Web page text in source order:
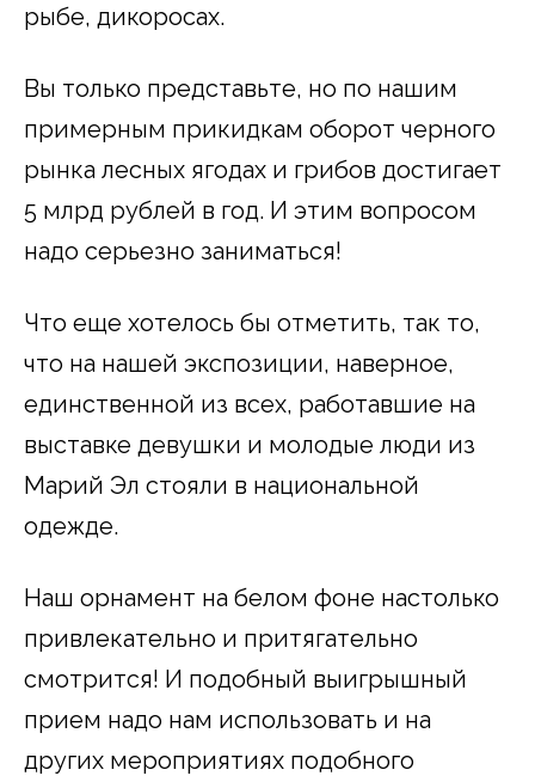
рыбе, дикоросах.
Вы только представьте, но по нашим
примерным прикидкам оборот черного
рынка лесных ягодах и грибов достигает
5 млрд рублей в год. И этим вопросом
надо серьезно заниматься!
Что еще хотелось бы отметить, так то,
что на нашей экспозиции, наверное,
единственной из всех, работавшие на
выставке девушки и молодые люди из
Марий Эл стояли в национальной
одежде.
Наш орнамент на белом фоне настолько
привлекательно и притягательно
смотрится! И подобный выигрышный
прием надо нам использовать и на
других мероприятиях подобного